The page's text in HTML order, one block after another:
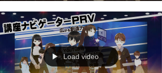
Load video